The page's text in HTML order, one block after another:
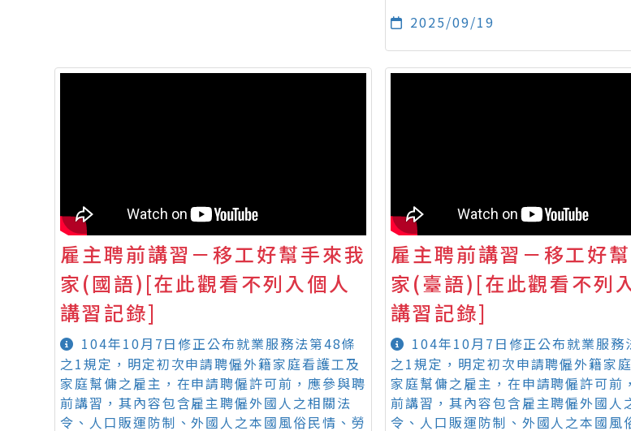
2025/09/19
雇主聘前講習－移工好幫手來我
家(國語)[在此觀看不列入個人
講習記錄]
104年10月7日修正公布就業服務法第48條
之1規定，明定初次申請聘僱外籍家庭看護工及
家庭幫傭之雇主，在申請聘僱許可前，應參與聘
前講習，其內容包含雇主聘僱外國人之相關法
令、人口販運防制、外國人之本國風俗民情、勞
雇主聘前講習－移工好
家(臺語)[在此觀看不列
講習記錄]
104年10月7日修正公布就業服務
之1規定，明定初次申請聘僱外籍家
家庭幫傭之雇主，在申請聘僱許可前
前講習，其內容包含雇主聘僱外國人
令、人口販運防制、外國人之本國風